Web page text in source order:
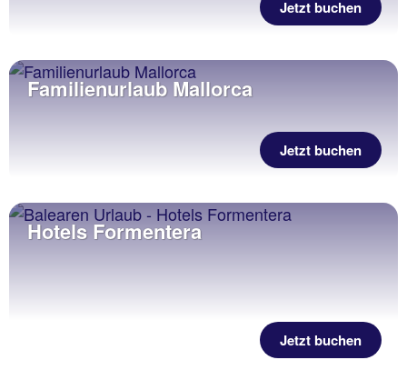
Jetzt buchen
Familienurlaub Mallorca
Jetzt buchen
Hotels Balearen